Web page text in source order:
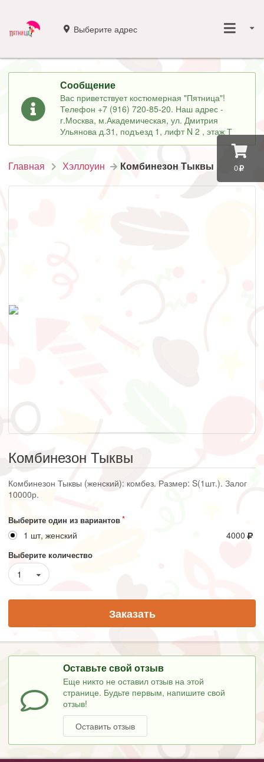
0
Выберите адрес
Сообщение
Вас приветствует костюмерная "Пятница"!
Телефон +7 (916) 720-85-20. Наш адрес -
г.Москва, м.Академическая, ул. Дмитрия
Ульянова д.31, подъезд 1, лифт N 2 , этаж Т
Главная Хэллоуин Комбинезон Тыквы
Комбинезон Тыквы
Комбинезон Тыквы (женский): комбез. Размер: S(1шт.). Залог
10000р.
Выберите один из вариантов
1 шт, женский 4000
Выберите количество
1
Заказать
Оставьте свой отзыв
Еще никто не оставил отзыв на этой
странице. Будьте первым, напишите свой
отзыв!
Оставить отзыв